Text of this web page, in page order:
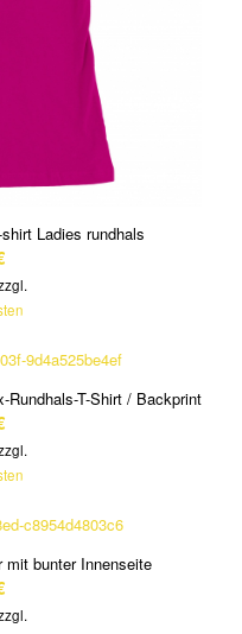
Ladies rundhals
Rundhals-T-Shirt / Backprint
mit bunter Innenseite